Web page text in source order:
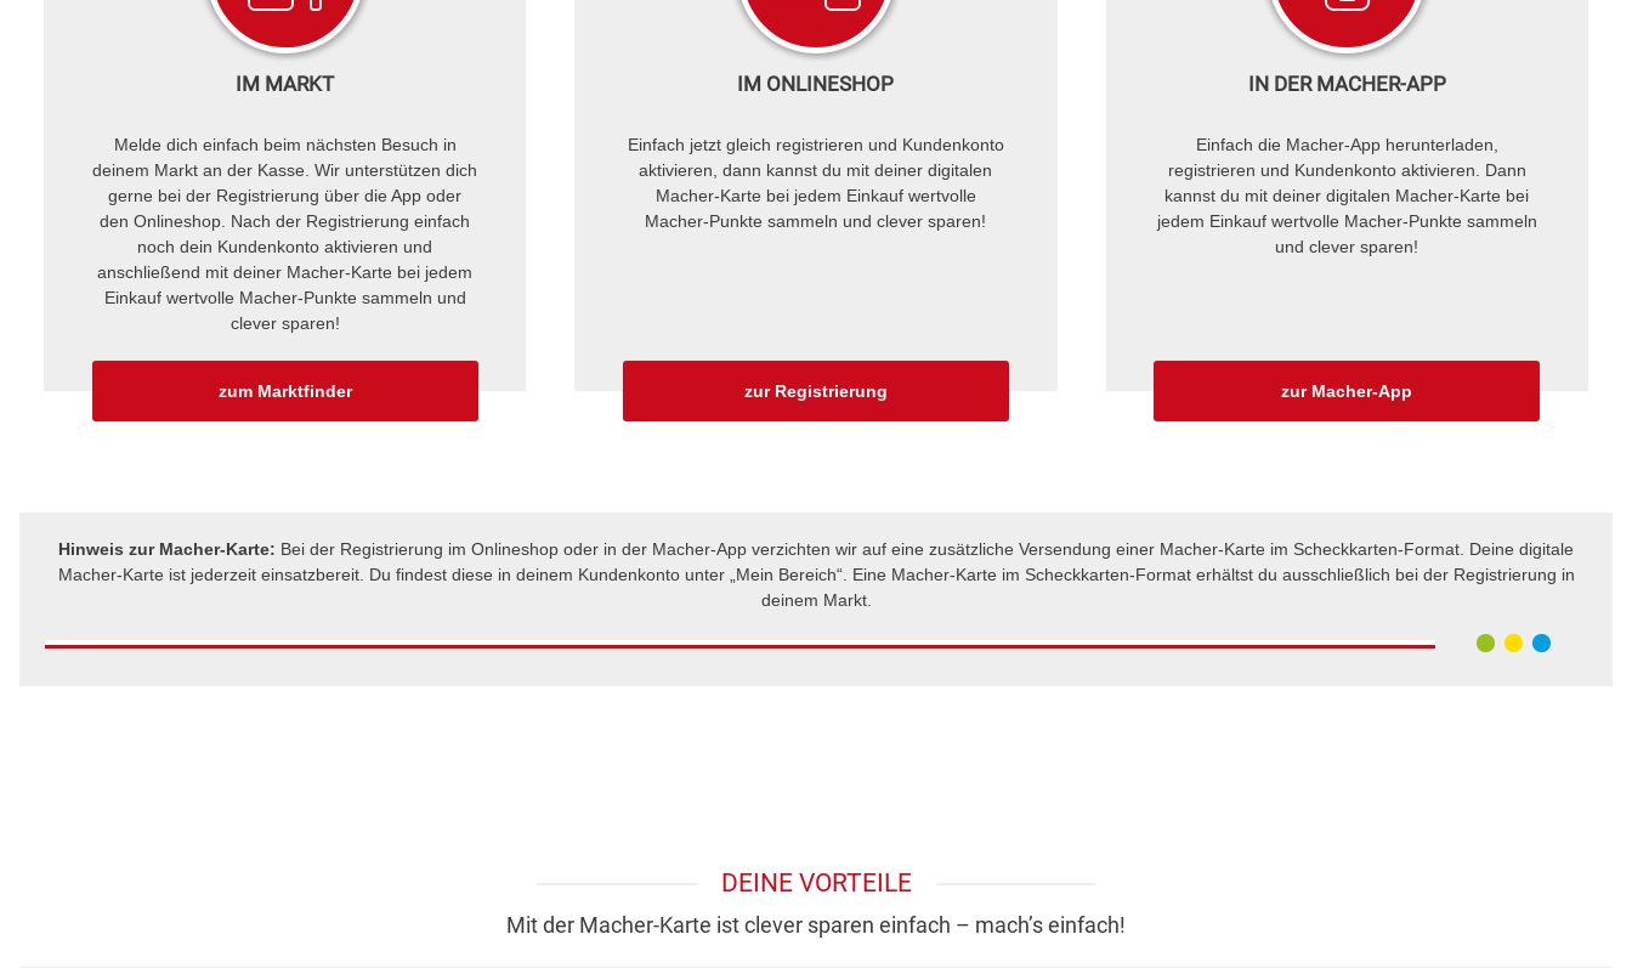
IM MARKT
Melde dich einfach beim nächsten Besuch in
deinem Markt an der Kasse. Wir unterstützen dich
gerne bei der Registrierung über die App oder
den Onlineshop. Nach der Registrierung einfach
noch dein Kundenkonto aktivieren und
anschließend mit deiner Macher-Karte bei jedem
Einkauf wertvolle Macher-Punkte sammeln und
clever sparen!
zum Marktfinder
IM ONLINESHOP
Einfach jetzt gleich registrieren und Kundenkonto
aktivieren, dann kannst du mit deiner digitalen
Macher-Karte bei jedem Einkauf wertvolle
Macher-Punkte sammeln und clever sparen!
zur Registrierung
IN DER MACHER-APP
Einfach die Macher-App herunterladen,
registrieren und Kundenkonto aktivieren. Dann
kannst du mit deiner digitalen Macher-Karte bei
jedem Einkauf wertvolle Macher-Punkte sammeln
und clever sparen!
zur Macher-App
Hinweis zur Macher-Karte: Bei der Registrierung im Onlineshop oder in der Macher-App verzichten wir auf eine zusätzliche Versendung einer Macher-Karte im Scheckkarten-Format. Deine digitale
Macher-Karte ist jederzeit einsatzbereit. Du findest diese in deinem Kundenkonto unter „Mein Bereich“. Eine Macher-Karte im Scheckkarten-Format erhältst du ausschließlich bei der Registrierung in
deinem Markt.
DEINE VORTEILE
Mit der Macher-Karte ist clever sparen einfach – mach’s einfach!